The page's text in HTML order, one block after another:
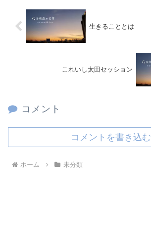
生きることとは
これいし太田セッション
コメント
コメントを書き込む
ホーム 未分類